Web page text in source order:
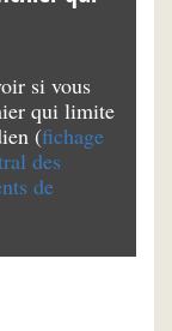
si vous
qui limite
(fichage
des
de